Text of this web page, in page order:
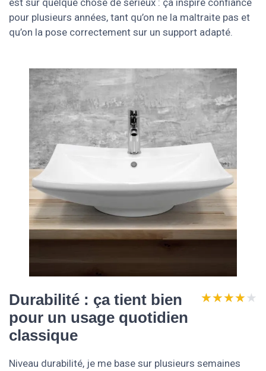
pour plusieurs années, tant qu’on ne la maltraite pas et
qu’on la pose correctement sur un support adapté.
Durabilité : ça tient bien
pour un usage quotidien
classique
★★★★★
★★★★★
Niveau durabilité, je me base sur plusieurs semaines